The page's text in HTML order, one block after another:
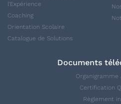
l'Expérience
Coaching
Orientation Scolaire
Catalogue de Solutions
Documents
Organigramme
Certification
Règlement